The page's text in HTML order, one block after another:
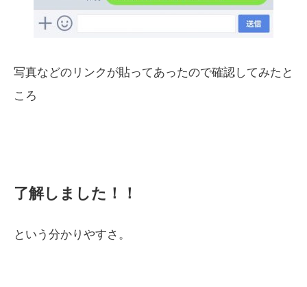
写真などのリンクが貼ってあったので確認してみたと
ころ
了解しました！！
という分かりやすさ。